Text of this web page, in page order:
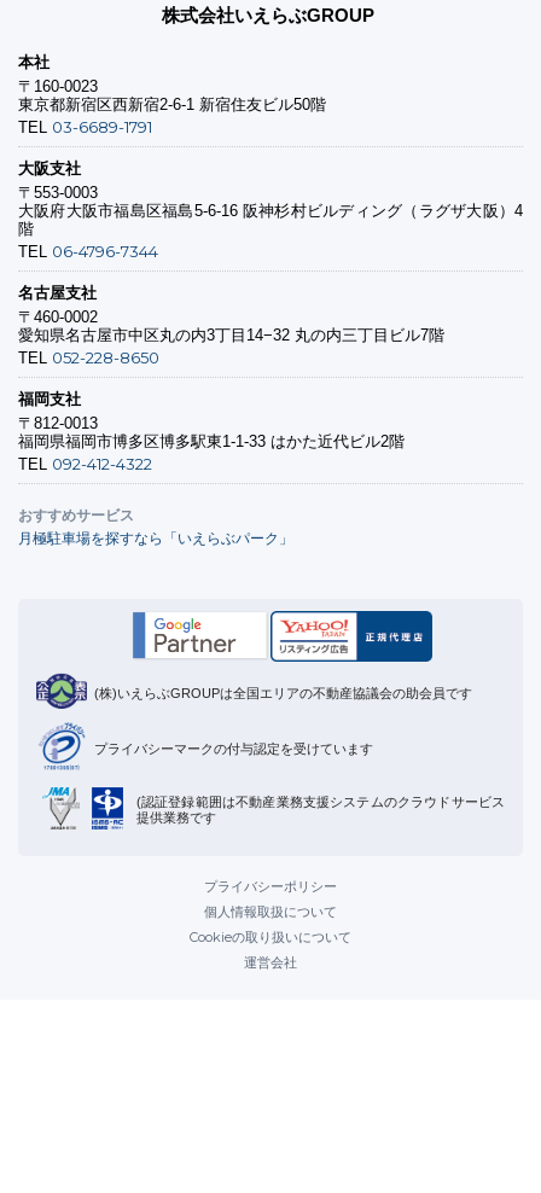
株式会社いえらぶGROUP
本社
〒160-0023
東京都新宿区西新宿2-6-1 新宿住友ビル50階
TEL 03-6689-1791
大阪支社
〒553-0003
大阪府大阪市福島区福島5-6-16 阪神杉村ビルディング（ラグザ大阪）4
階
TEL 06-4796-7344
名古屋支社
〒460-0002
愛知県名古屋市中区丸の内3丁目14−32 丸の内三丁目ビル7階
TEL 052-228-8650
福岡支社
〒812-0013
福岡県福岡市博多区博多駅東1-1-33 はかた近代ビル2階
TEL 092-412-4322
おすすめサービス
月極駐車場を探すなら「いえらぶパーク」
(株)いえらぶGROUPは全国エリアの不動産協議会の助会員です
プライバシーマークの付与認定を受けています
(認証登録範囲は不動産業務支援システムのクラウドサービス
提供業務です
プライバシーポリシー
個人情報取扱について
Cookieの取り扱いについて
運営会社